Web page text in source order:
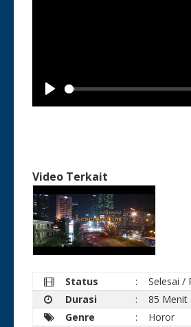
Play
Video Terkait
Status :
Selesai /
Durasi
:
85 Menit
Genre
:
Horor